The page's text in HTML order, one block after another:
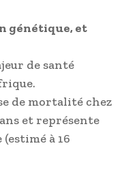
génétique, et
de santé
de mortalité chez
et représente
à 16